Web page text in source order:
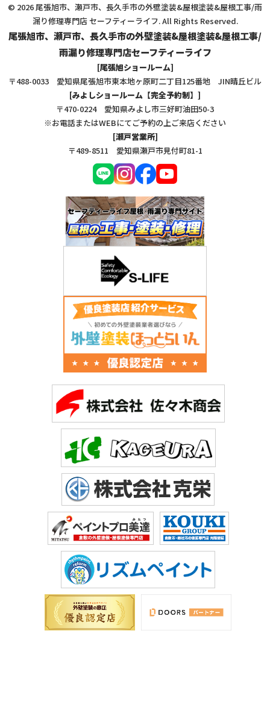
© 2026 尾張旭市、瀬戸市、長久手市の外壁塗装&屋根塗装&屋根工事/雨
漏り修理専門店 セーフティーライフ. All Rights Reserved.
尾張旭市、瀬戸市、長久手市の外壁塗装&屋根塗装&屋根工事/
雨漏り修理専門店セーフティーライフ
[尾張旭ショールーム]
〒488-0033 愛知県尾張旭市東本地ヶ原町二丁目125番地 JIN晴丘ビル
[みよしショールーム【完全予約制】]
〒470-0224 愛知県みよし市三好町油田50-3
※お電話またはWEBにてご予約の上ご来店ください
[瀬戸営業所]
〒489-8511 愛知県瀬戸市見付町81-1